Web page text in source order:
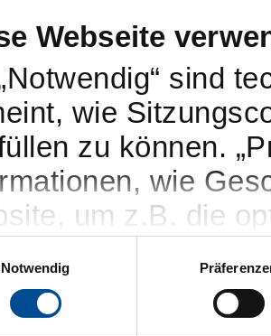
Webseite
sind
wie
zu können.
wie
um z.B. die
Themen/
das Angebot der
Notwendig